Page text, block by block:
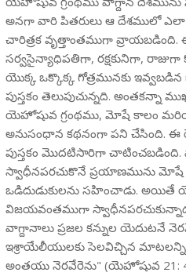
అనగా వారి పితరులు ఆ దేశములో ఎలా
చారిత్రక వృత్తాంతముగా వ్రాయబడింది. ఈ
సర్వసైన్యాధిపతిగా, రక్షకునిగా,
యొక్క ఒక్కొక్క గోత్రమునకు
పుస్తకం తెలుపుచున్నది. అంతకన్నా
యెహోషువ గ్రంథము, మోషే కాలం
అనుసంధాన కథనంగా పని చేసింది. ఈ
పుస్తకం మొదటిసారిగా చాటించబడింది.
స్వాధీనపరచుకొనే ప్రయాణమును మోషే
ఒడిదుడుకులను సహించాడు. అయితే
విజయవంతముగా
వాగ్దానాలు ప్రజల కన్నుల యెదుటనే
ఇశ్రాయేలీయులకు సెలవిచ్చిన
అంతయు నెరవేరెను" (యెహోషువ 21: